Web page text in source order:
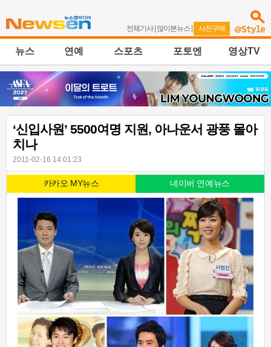
전체기사| 많이본뉴스 | 사진구매
뉴스 연예 스포츠 포토엔 영상TV
‘신입사원’ 5500여명 지원, 아나운서 광풍 몰아
치나
2011-02-16 14:01:23
카카오 MY뉴스 네이버 연예뉴스